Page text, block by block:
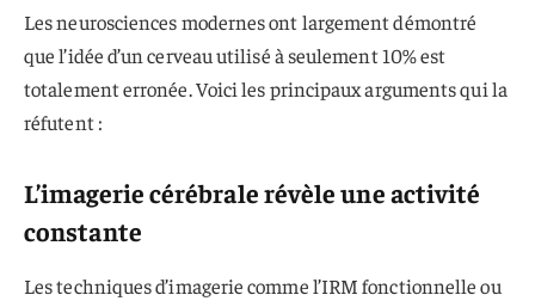
Les neurosciences modernes ont largement démontré
que l’idée d’un cerveau utilisé à seulement 10% est
totalement erronée. Voici les principaux arguments qui la
réfutent :
L’imagerie cérébrale révèle une activité
constante
Les techniques d’imagerie comme l’IRM fonctionnelle ou